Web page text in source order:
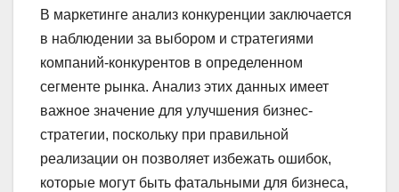
В маркетинге анализ конкуренции заключается
в наблюдении за выбором и стратегиями
компаний-конкурентов в определенном
сегменте рынка. Анализ этих данных имеет
важное значение для улучшения бизнес-
стратегии, поскольку при правильной
реализации он позволяет избежать ошибок,
которые могут быть фатальными для бизнеса,